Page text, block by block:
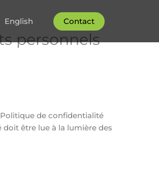
English Contact
personnels
de confidentialité
être lue à la lumière des